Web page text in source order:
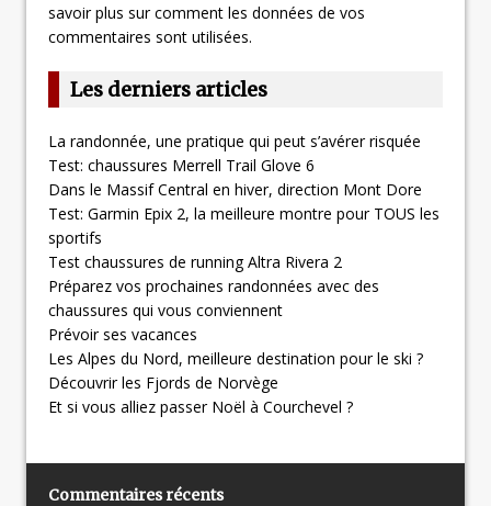
savoir plus sur comment les données de vos
commentaires sont utilisées.
Les derniers articles
La randonnée, une pratique qui peut s’avérer risquée
Test: chaussures Merrell Trail Glove 6
Dans le Massif Central en hiver, direction Mont Dore
Test: Garmin Epix 2, la meilleure montre pour TOUS les
sportifs
Test chaussures de running Altra Rivera 2
Préparez vos prochaines randonnées avec des
chaussures qui vous conviennent
Prévoir ses vacances
Les Alpes du Nord, meilleure destination pour le ski ?
Découvrir les Fjords de Norvège
Et si vous alliez passer Noël à Courchevel ?
Commentaires récents